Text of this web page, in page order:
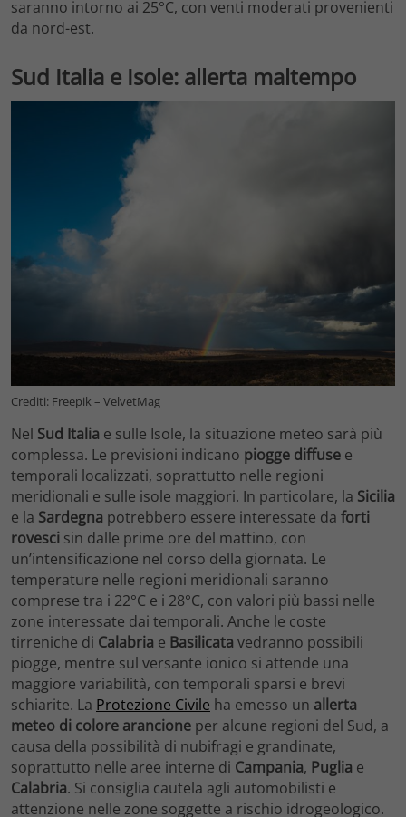
saranno intorno ai 25°C, con venti moderati provenienti
da nord-est.
Sud Italia e Isole: allerta maltempo
Crediti: Freepik – VelvetMag
Nel Sud Italia e sulle Isole, la situazione meteo sarà più
complessa. Le previsioni indicano piogge diffuse e
temporali localizzati, soprattutto nelle regioni
meridionali e sulle isole maggiori. In particolare, la Sicilia
e la Sardegna potrebbero essere interessate da forti
rovesci sin dalle prime ore del mattino, con
un’intensificazione nel corso della giornata. Le
temperature nelle regioni meridionali saranno
comprese tra i 22°C e i 28°C, con valori più bassi nelle
zone interessate dai temporali. Anche le coste
tirreniche di Calabria e Basilicata vedranno possibili
piogge, mentre sul versante ionico si attende una
maggiore variabilità, con temporali sparsi e brevi
schiarite. La Protezione Civile ha emesso un allerta
meteo di colore arancione per alcune regioni del Sud, a
causa della possibilità di nubifragi e grandinate,
soprattutto nelle aree interne di Campania, Puglia e
Calabria. Si consiglia cautela agli automobilisti e
attenzione nelle zone soggette a rischio idrogeologico.